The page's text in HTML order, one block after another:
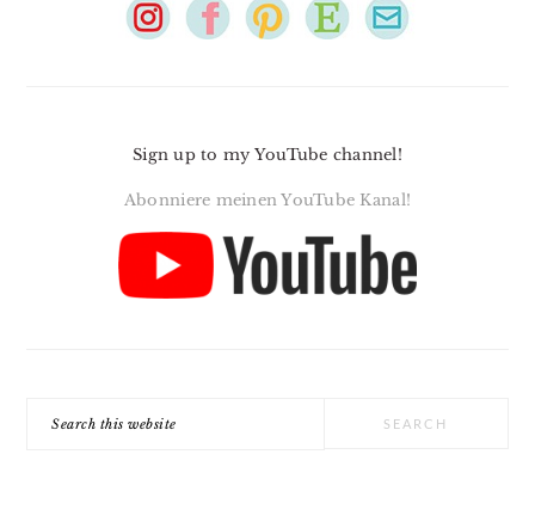
Sign up to my YouTube channel!
Abonniere meinen YouTube Kanal!